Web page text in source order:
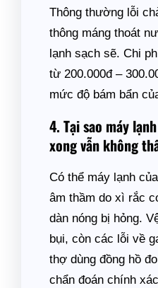
Thông thường lỗi
thông máng thoát
lạnh sạch sẽ. Chi
từ 200.000đ –
mức độ bám bẩn
4. Tại sao máy
xong vẫn không
Có thể máy lạnh
âm thầm do xì rắc
dàn nóng bị hỏng.
bụi, còn các lỗi về
thợ dùng đồng hồ
chẩn đoán chính